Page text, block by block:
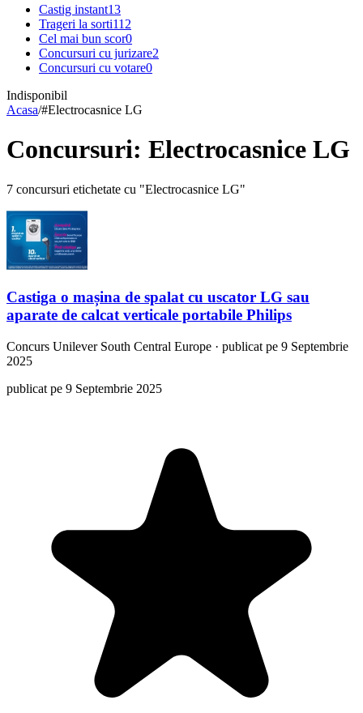
Castig instant13
Trageri la sorti112
Cel mai bun scor0
Concursuri cu jurizare2
Concursuri cu votare0
Indisponibil
Acasa/#Electrocasnice LG
Concursuri: Electrocasnice LG
7 concursuri etichetate cu "Electrocasnice LG"
Castiga o mașina de spalat cu uscator LG sau
aparate de calcat verticale portabile Philips
Concurs Unilever South Central Europe · publicat pe 9 Septembrie
2025
publicat pe 9 Septembrie 2025